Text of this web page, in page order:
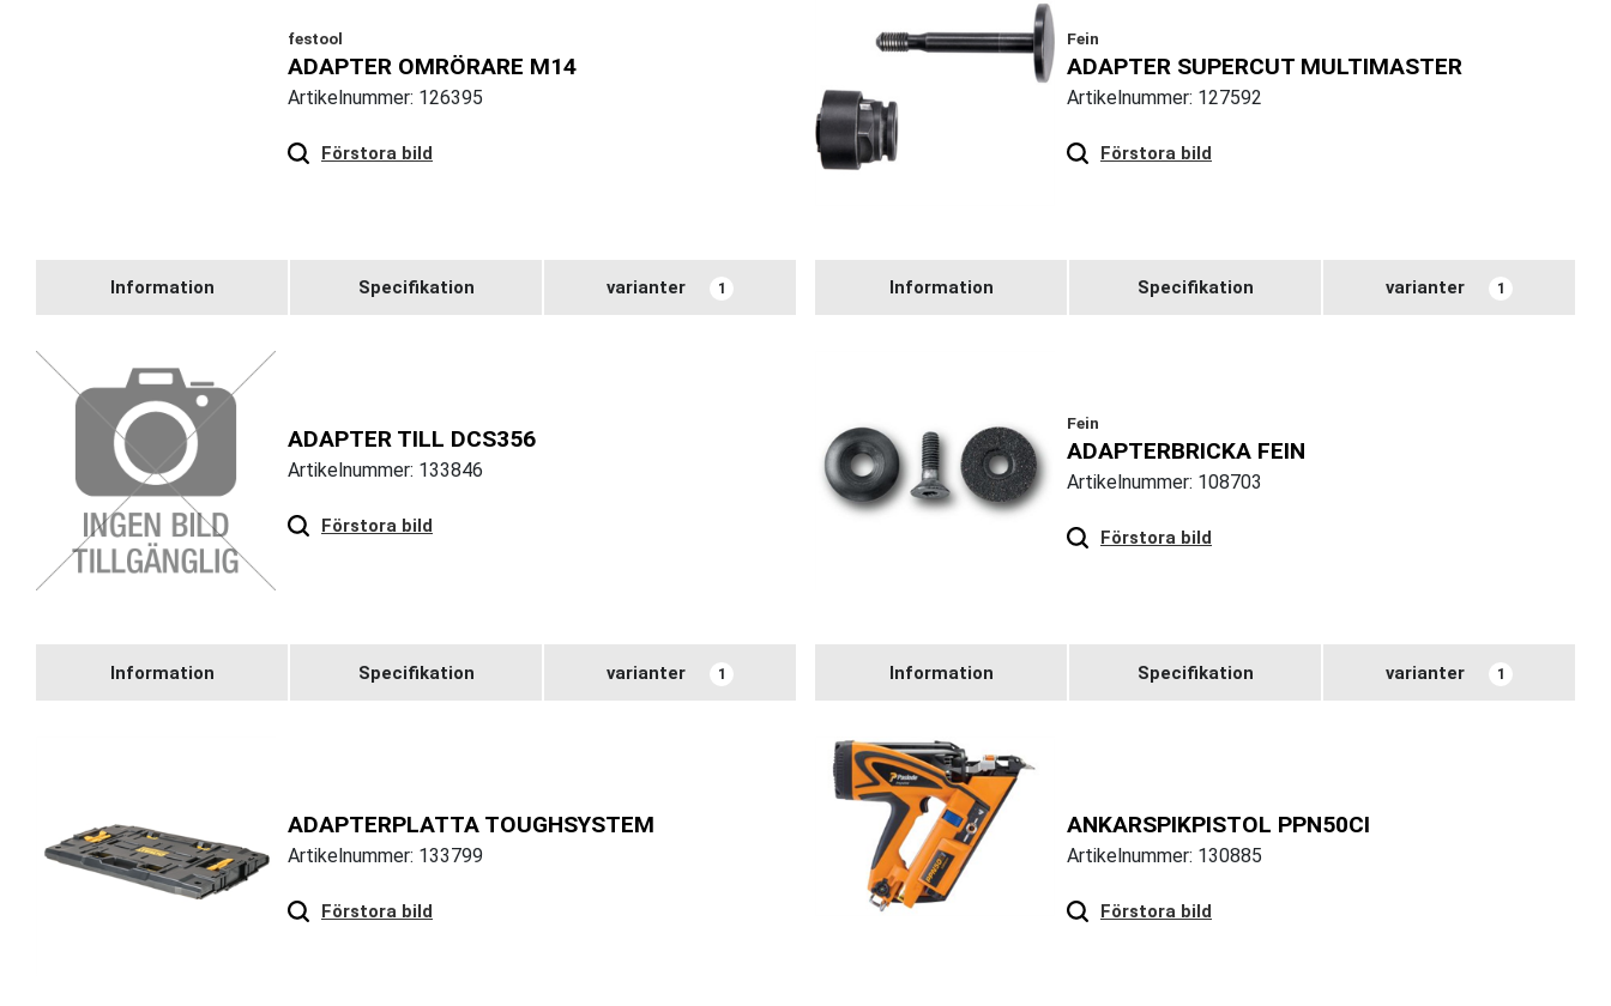
festool
ADAPTER OMRÖRARE M14
Artikelnummer: 126395
Förstora bild
Information Specifikation varianter 1
Fein
ADAPTER SUPERCUT MULTIMASTER
Artikelnummer: 127592
Förstora bild
Information Specifikation varianter 1
ADAPTER TILL DCS356
Artikelnummer: 133846
Förstora bild
Information Specifikation varianter 1
Fein
ADAPTERBRICKA FEIN
Artikelnummer: 108703
Förstora bild
Information Specifikation varianter 1
ADAPTERPLATTA TOUGHSYSTEM
Artikelnummer: 133799
Förstora bild
ANKARSPIKPISTOL PPN50CI
Artikelnummer: 130885
Förstora bild